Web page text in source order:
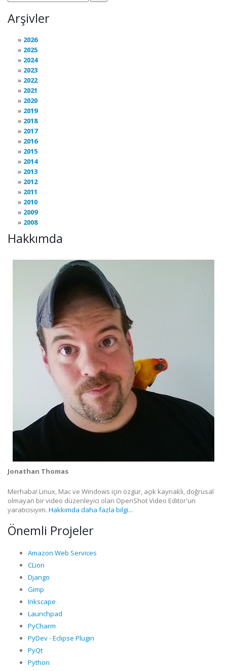
Arşivler
2026
2025
2024
2023
2022
2021
2020
2019
2018
2017
2016
2015
2014
2013
2012
2011
2010
2009
2008
Hakkımda
Jonathan Thomas
Merhaba! Linux, Mac ve Windows için özgür, açık kaynaklı, doğrusal
olmayan bir video düzenleyici olan OpenShot Video Editor'un
yaratıcısıyım. Hakkımda daha fazla bilgi...
Önemli Projeler
Amazon Web Services
CLion
Django
Gimp
Inkscape
Launchpad
PyCharm
PyDev - Eclipse Plugin
PyQt
Python